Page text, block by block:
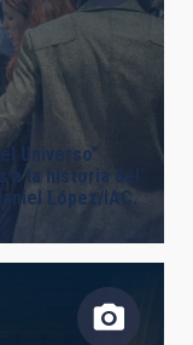
Universo”
a la historia del
López/IAC.